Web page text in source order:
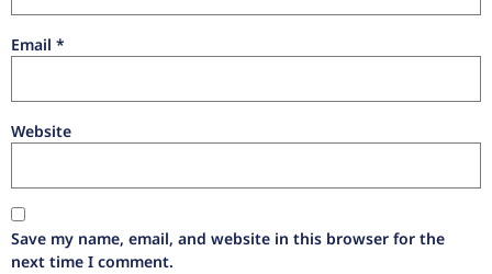
Email *
Website
Save my name, email, and website in this browser for the
next time I comment.